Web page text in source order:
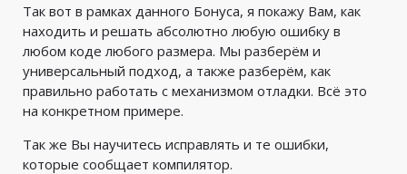
Так вот в рамках данного Бонуса, я покажу Вам, как
находить и решать абсолютно любую ошибку в
любом коде любого размера. Мы разберём и
универсальный подход, а также разберём, как
правильно работать с механизмом отладки. Всё это
на конкретном примере.
Так же Вы научитесь исправлять и те ошибки,
которые сообщает компилятор.